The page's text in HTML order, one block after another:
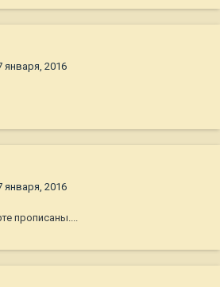
января, 2016
января, 2016
прописаны....